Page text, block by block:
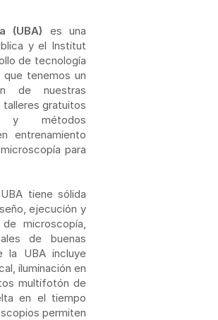
(UBA) es una
y el Institut
de tecnología
tenemos un
de nuestras
talleres gratuitos
y métodos
entrenamiento
para
tiene sólida
ejecución y
microscopía,
de buenas
la UBA incluye
iluminación en
multifotón de
en el tiempo
permiten